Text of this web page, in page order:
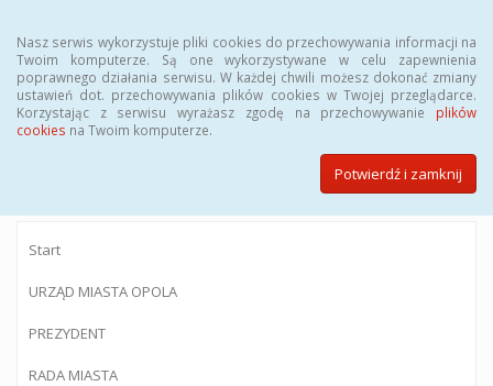
Nasz serwis wykorzystuje pliki cookies do przechowywania informacji na
Twoim komputerze. Są one wykorzystywane w celu zapewnienia
poprawnego działania serwisu. W każdej chwili możesz dokonać zmiany
ustawień dot. przechowywania plików cookies w Twojej przeglądarce.
Korzystając z serwisu wyrażasz zgodę na przechowywanie plików
cookies na Twoim komputerze.
Potwierdź i zamknij
BIULETYN INFORMACJI PUBLICZNEJ
Urzędu Miasta Opola
Start
URZĄD MIASTA OPOLA
PREZYDENT
RADA MIASTA